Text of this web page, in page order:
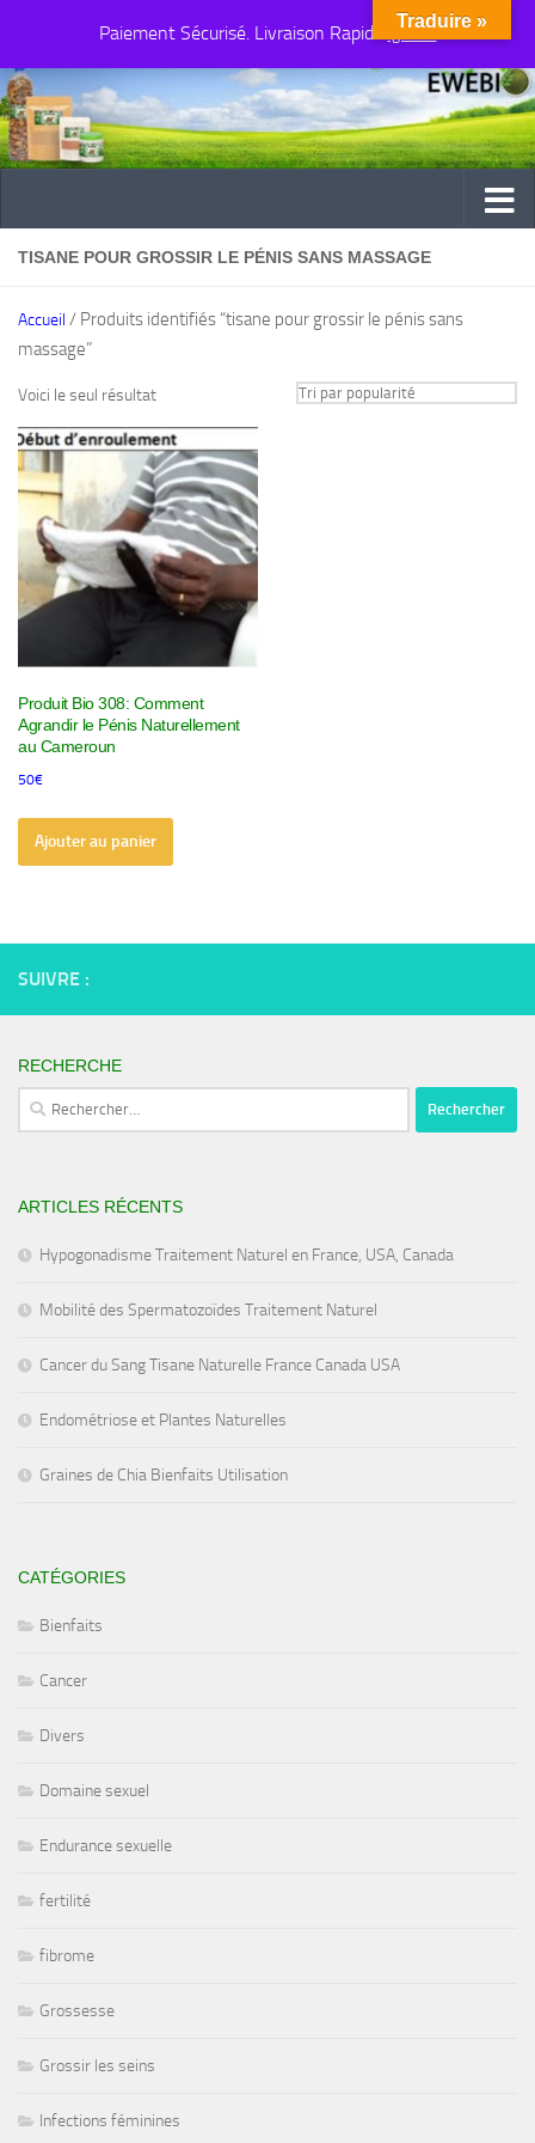
Paiement Sécurisé. Livraison Rapide Ignorer
Au dessous du contenu
TISANE POUR GROSSIR LE PÉNIS SANS MASSAGE
Accueil / Produits identifiés “tisane pour grossir le pénis sans
massage”
Voici le seul résultat
Produit Bio 308: Comment
Agrandir le Pénis Naturellement
au Cameroun
50€
Ajouter au panier
SUIVRE :
RECHERCHE
Rechercher :
ARTICLES RÉCENTS
Hypogonadisme Traitement Naturel en France, USA, Canada
Mobilité des Spermatozoïdes Traitement Naturel
Cancer du Sang Tisane Naturelle France Canada USA
Endométriose et Plantes Naturelles
Graines de Chia Bienfaits Utilisation
CATÉGORIES
Bienfaits
Cancer
Divers
Domaine sexuel
Endurance sexuelle
fertilité
fibrome
Grossesse
Grossir les seins
Infections féminines
Traduire »